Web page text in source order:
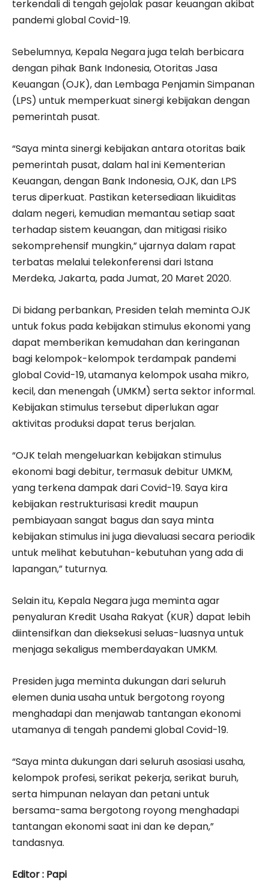
terkendali di tengah gejolak pasar keuangan akibat
pandemi global Covid-19.
Sebelumnya, Kepala Negara juga telah berbicara
dengan pihak Bank Indonesia, Otoritas Jasa
Keuangan (OJK), dan Lembaga Penjamin Simpanan
(LPS) untuk memperkuat sinergi kebijakan dengan
pemerintah pusat.
“Saya minta sinergi kebijakan antara otoritas baik
pemerintah pusat, dalam hal ini Kementerian
Keuangan, dengan Bank Indonesia, OJK, dan LPS
terus diperkuat. Pastikan ketersediaan likuiditas
dalam negeri, kemudian memantau setiap saat
terhadap sistem keuangan, dan mitigasi risiko
sekomprehensif mungkin,” ujarnya dalam rapat
terbatas melalui telekonferensi dari Istana
Merdeka, Jakarta, pada Jumat, 20 Maret 2020.
Di bidang perbankan, Presiden telah meminta OJK
untuk fokus pada kebijakan stimulus ekonomi yang
dapat memberikan kemudahan dan keringanan
bagi kelompok-kelompok terdampak pandemi
global Covid-19, utamanya kelompok usaha mikro,
kecil, dan menengah (UMKM) serta sektor informal.
Kebijakan stimulus tersebut diperlukan agar
aktivitas produksi dapat terus berjalan.
“OJK telah mengeluarkan kebijakan stimulus
ekonomi bagi debitur, termasuk debitur UMKM,
yang terkena dampak dari Covid-19. Saya kira
kebijakan restrukturisasi kredit maupun
pembiayaan sangat bagus dan saya minta
kebijakan stimulus ini juga dievaluasi secara periodik
untuk melihat kebutuhan-kebutuhan yang ada di
lapangan,” tuturnya.
Selain itu, Kepala Negara juga meminta agar
penyaluran Kredit Usaha Rakyat (KUR) dapat lebih
diintensifkan dan dieksekusi seluas-luasnya untuk
menjaga sekaligus memberdayakan UMKM.
Presiden juga meminta dukungan dari seluruh
elemen dunia usaha untuk bergotong royong
menghadapi dan menjawab tantangan ekonomi
utamanya di tengah pandemi global Covid-19.
“Saya minta dukungan dari seluruh asosiasi usaha,
kelompok profesi, serikat pekerja, serikat buruh,
serta himpunan nelayan dan petani untuk
bersama-sama bergotong royong menghadapi
tantangan ekonomi saat ini dan ke depan,”
tandasnya.
Editor : Papi